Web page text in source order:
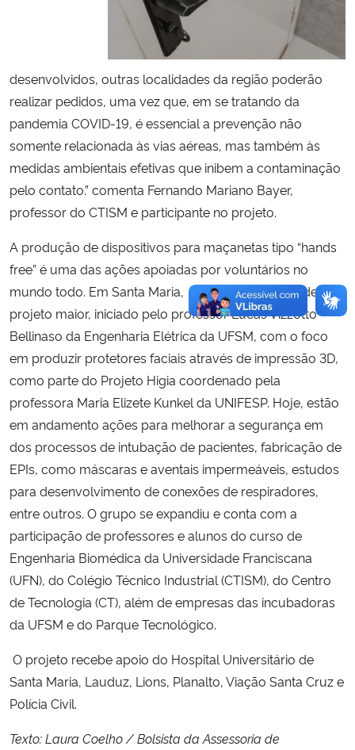
desenvolvidos, outras localidades da região poderão
realizar pedidos, uma vez que, em se tratando da
pandemia COVID-19, é essencial a prevenção não
somente relacionada às vias aéreas, mas também às
medidas ambientais efetivas que inibem a contaminação
pelo contato.” comenta Fernando Mariano Bayer,
professor do CTISM e participante no projeto.
A produção de dispositivos para maçanetas tipo “hands
free” é uma das ações apoiadas por voluntários no
mundo todo. Em Santa Maria, surgiu como parte de um
projeto maior, iniciado pelo professor Lucas Vizzotto
Bellinaso da Engenharia Elétrica da UFSM, com o foco
em produzir protetores faciais através de impressão 3D,
como parte do Projeto Higia coordenado pela
professora Maria Elizete Kunkel da UNIFESP. Hoje, estão
em andamento ações para melhorar a segurança em
dos processos de intubação de pacientes, fabricação de
EPIs, como máscaras e aventais impermeáveis, estudos
para desenvolvimento de conexões de respiradores,
entre outros. O grupo se expandiu e conta com a
participação de professores e alunos do curso de
Engenharia Biomédica da Universidade Franciscana
(UFN), do Colégio Técnico Industrial (CTISM), do Centro
de Tecnologia (CT), além de empresas das incubadoras
da UFSM e do Parque Tecnológico.
O projeto recebe apoio do Hospital Universitário de
Santa Maria, Lauduz, Lions, Planalto, Viação Santa Cruz e
Polícia Civil.
Texto: Laura Coelho / Bolsista da Assessoria de